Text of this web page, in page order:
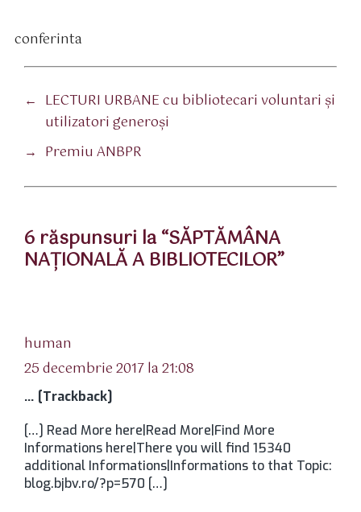
conferinta
← LECTURI URBANE cu bibliotecari voluntari şi
utilizatori generoşi
→ Premiu ANBPR
6 răspunsuri la “SĂPTĂMÂNA
NAŢIONALĂ A BIBLIOTECILOR”
human
25 decembrie 2017 la 21:08
… [Trackback]
[…] Read More here|Read More|Find More
Informations here|There you will find 15340
additional Informations|Informations to that Topic:
blog.bjbv.ro/?p=570 […]